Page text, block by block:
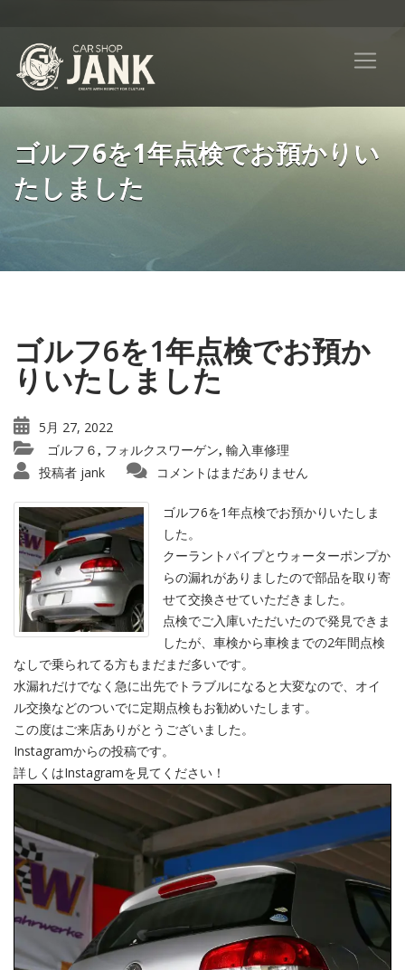
ゴルフ6を1年点検でお預かりい
たしました
ゴルフ6を1年点検でお預か
りいたしました
5月 27, 2022
ゴルフ６ , フォルクスワーゲン, 輸入車修理
投稿者 jank コメントはまだありません
ゴルフ6を1年点検でお預かりいたしま
した。
クーラントパイプとウォーターポンプか
らの漏れがありましたので部品を取り寄
せて交換させていただきました。
点検でご入庫いただいたので発見できま
したが、車検から車検までの2年間点検
なしで乗られてる方もまだまだ多いです。
水漏れだけでなく急に出先でトラブルになると大変なので、オイ
ル交換などのついでに定期点検もお勧めいたします。
この度はご来店ありがとうございました。
Instagramからの投稿です。
詳しくはInstagramを見てください！